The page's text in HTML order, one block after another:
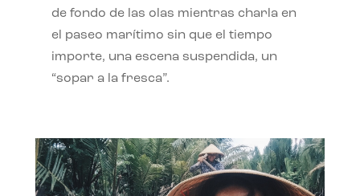
de fondo de las olas mientras charla en
el paseo marítimo sin que el tiempo
importe, una escena suspendida, un
“sopar a la fresca”.